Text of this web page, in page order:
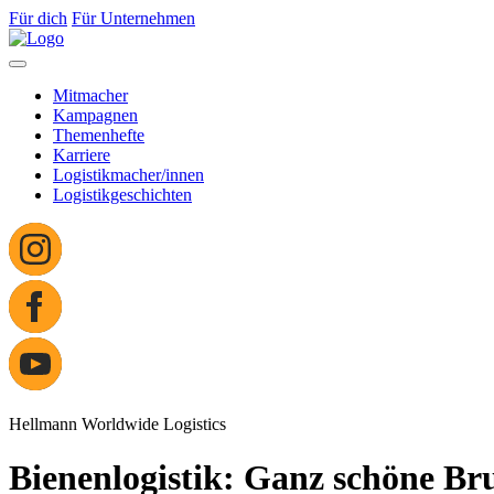
Für dich Für Unternehmen
Mitmacher
Kampagnen
Themenhefte
Karriere
Logistikmacher/innen
Logistikgeschichten
Hellmann Worldwide Logistics
Bienenlogistik: Ganz schöne